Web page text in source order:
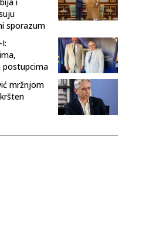
sporazum
postupcima
mržnjom